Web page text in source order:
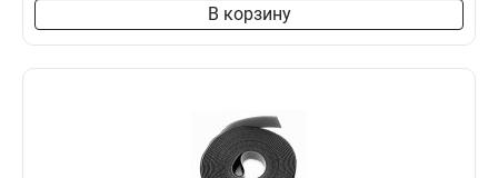
В корзину